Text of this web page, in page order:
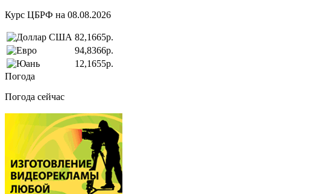
Курс ЦБРФ на 08.08.2026
82,1665р.
94,8366р.
12,1655р.
Погода
Погода сейчас